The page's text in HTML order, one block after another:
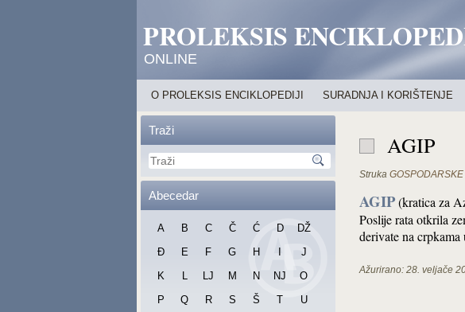
PROLEKSIS
ONLINE
O PROLEKSIS ENCIKLOPEDIJI SURADNJA I KORIŠTENJE
Traži
Abecedar
A B C Č Ć D
DŽ
Đ
E F G H
J
K
L LJ M N NJ
O
P
Q R S Š T
U
AGIP
Struka
AGIP(kratica za
Poslije rata otkrila
derivate na
Ažurirano: 28. veljače